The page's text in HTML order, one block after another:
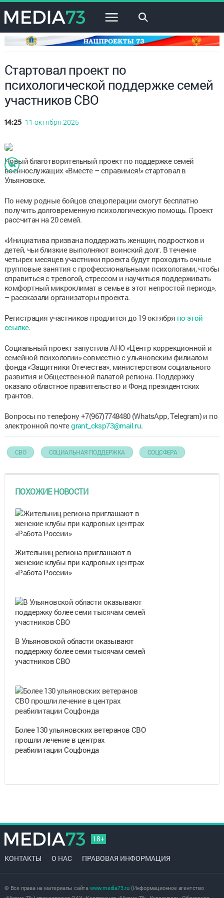
×
Стартовал проект по
психологической поддержке семей
участников СВО
14:25 11 октября 2025
Новый благотворительный проект по поддержке семей
военнослужащих «Вместе – справимся!» стартовал в
Ульяновске.
По нему родные бойцов спецоперации смогут бесплатно
получить долговременную психологическую помощь. Проект
рассчитан на 20 семей.
«Инициатива призвана поддержать женщин, подростков и
детей, чьи близкие выполняют воинский долг. В течение
четырех месяцев участники проекта будут проходить очные
групповые занятия с профессиональными психологами, чтобы
справиться с тревогой, стрессом и научиться поддерживать
комфортный микроклимат в семье в этот непростой период»,
– рассказали организаторы проекта.
Регистрация участников продлится до 19 октября по этой
ссылке.
Социальный проект запустила АНО «Центр коррекционной и
семейной психологии» совместно с ульяновским филиалом
фонда «Защитники Отечества», министерством социального
развития и Общественной палатой региона. Поддержку
оказало областное правительство и Фонд президентских
грантов.
Вопросы по телефону +7(967)7748480 (WhatsApp, Telegram) и по
электронной почтеgrant_cksp73@mail.ru.
СВО СОЦИАЛЬНАЯ ПОДДЕРЖКА СОЦСФЕРА
ПОХОЖИЕ НОВОСТИ
Жительниц региона приглашают в
женские клубы при кадровых центрах
«Работа России»
В Ульяновской области оказывают
поддержку более семи тысячам семей
участников СВО
Более 130 ульяновских ветеранов СВО
прошли лечение в центрах
реабилитации Соцфонда
18+
КОНТАКТЫ О НАС ПРАВОВАЯ ИНФОРМАЦИЯ
© Все права на материалы сайта www.media73.ru(Информационное агентство